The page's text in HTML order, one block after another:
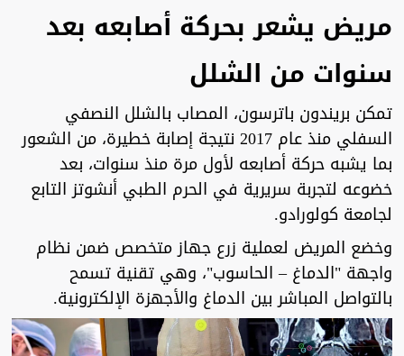
مريض يشعر بحركة أصابعه بعد
سنوات من الشلل
تمكن بريندون باترسون، المصاب بالشلل النصفي
السفلي منذ عام 2017 نتيجة إصابة خطيرة، من الشعور
بما يشبه حركة أصابعه لأول مرة منذ سنوات، بعد
خضوعه لتجربة سريرية في الحرم الطبي أنشوتز التابع
لجامعة كولورادو.
وخضع المريض لعملية زرع جهاز متخصص ضمن نظام
واجهة "الدماغ – الحاسوب"، وهي تقنية تسمح
بالتواصل المباشر بين الدماغ والأجهزة الإلكترونية.